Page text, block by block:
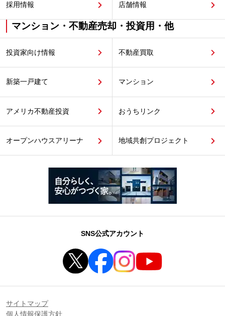
採用情報 店舗情報
マンション・不動産売却・投資用・他
投資家向け情報 不動産買取
新築一戸建て マンション
アメリカ不動産投資 おうちリンク
オープンハウスアリーナ 地域共創プロジェクト
SNS公式アカウント
サイトマップ
個人情報保護方針